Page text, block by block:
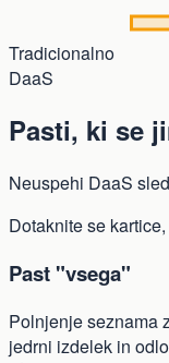
Tradicionalno
DaaS
Pasti, ki se
Neuspehi DaaS
Dotaknite se
Past "vsega"
Polnjenje seznama
jedrni izdelek in